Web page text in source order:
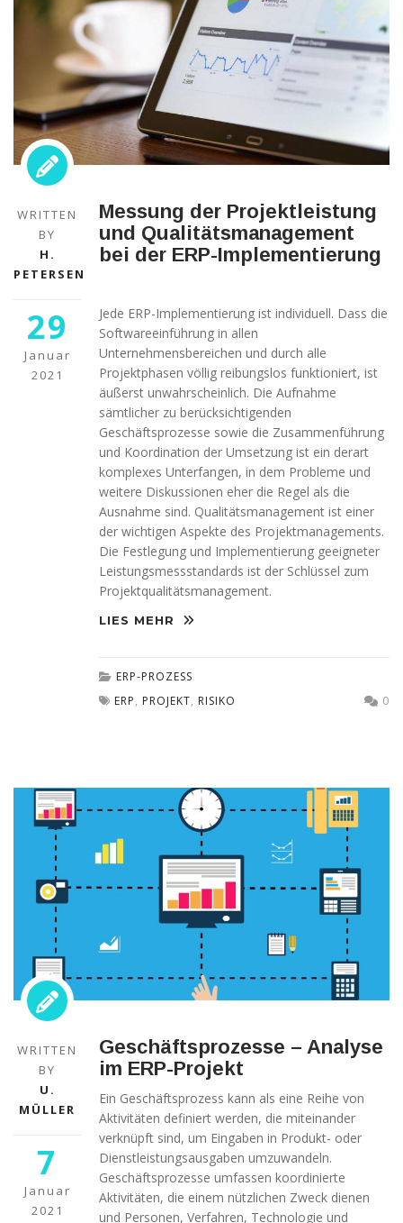
WRITTEN
BY
H.
PETERSEN
29
Januar
2021
Messung der Projektleistung
und Qualitätsmanagement
bei der ERP-Implementierung
Jede ERP-Implementierung ist individuell. Dass die
Softwareeinführung in allen
Unternehmensbereichen und durch alle
Projektphasen völlig reibungslos funktioniert, ist
äußerst unwahrscheinlich. Die Aufnahme
sämtlicher zu berücksichtigenden
Geschäftsprozesse sowie die Zusammenführung
und Koordination der Umsetzung ist ein derart
komplexes Unterfangen, in dem Probleme und
weitere Diskussionen eher die Regel als die
Ausnahme sind. Qualitätsmanagement ist einer
der wichtigen Aspekte des Projektmanagements.
Die Festlegung und Implementierung geeigneter
Leistungsmessstandards ist der Schlüssel zum
Projektqualitätsmanagement.
LIES MEHR
ERP-PROZESS
ERP, PROJEKT, RISIKO 0
WRITTEN
BY
U.
MÜLLER
7
Januar
2021
Geschäftsprozesse – Analyse
im ERP-Projekt
Ein Geschäftsprozess kann als eine Reihe von
Aktivitäten definiert werden, die miteinander
verknüpft sind, um Eingaben in Produkt- oder
Dienstleistungsausgaben umzuwandeln.
Geschäftsprozesse umfassen koordinierte
Aktivitäten, die einem nützlichen Zweck dienen
und Personen, Verfahren, Technologie und